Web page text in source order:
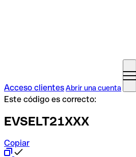
Acceso clientesAbrir una cuenta
Este código es correcto:
EVSELT21XXX
Copiar